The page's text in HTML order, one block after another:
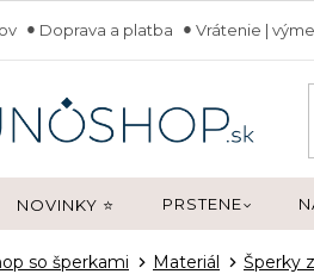
Doprava a platba Vrátenie |
NOVINKY ⭐ PRSTENE
so šperkami Materiál Šperky